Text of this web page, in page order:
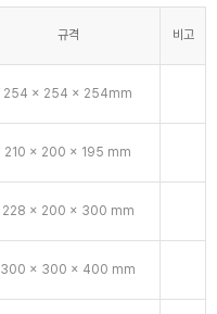
규격 비고
254 x 254 x 254mm
210 x 200 x 195 mm
228 x 200 x 300 mm
300 x 300 x 400 mm